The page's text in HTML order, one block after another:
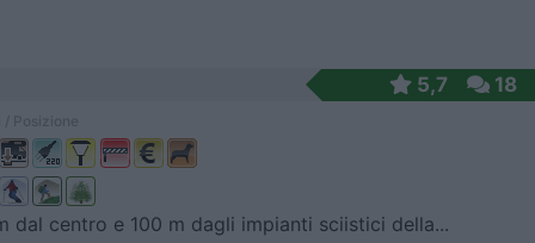
5,7 18
dal centro e 100 m dagli impianti sciistici della...